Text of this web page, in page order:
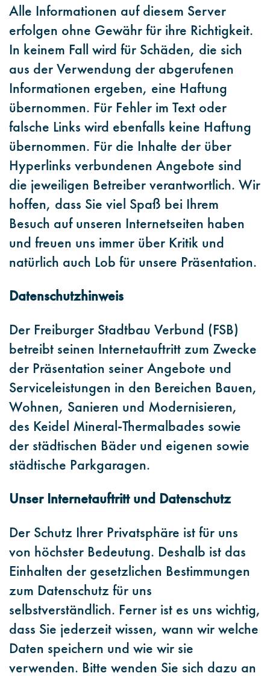
Alle Informationen auf diesem Server
erfolgen ohne Gewähr für ihre Richtigkeit.
In keinem Fall wird für Schäden, die sich
aus der Verwendung der abgerufenen
Informationen ergeben, eine Haftung
übernommen. Für Fehler im Text oder
falsche Links wird ebenfalls keine Haftung
übernommen. Für die Inhalte der über
Hyperlinks verbundenen Angebote sind
die jeweiligen Betreiber verantwortlich. Wir
hoffen, dass Sie viel Spaß bei Ihrem
Besuch auf unseren Internetseiten haben
und freuen uns immer über Kritik und
natürlich auch Lob für unsere Präsentation.
Datenschutzhinweis
Der Freiburger Stadtbau Verbund (FSB)
betreibt seinen Internetauftritt zum Zwecke
der Präsentation seiner Angebote und
Serviceleistungen in den Bereichen Bauen,
Wohnen, Sanieren und Modernisieren,
des Keidel Mineral-Thermalbades sowie
der städtischen Bäder und eigenen sowie
städtische Parkgaragen.
Unser Internetauftritt und Datenschutz
Der Schutz Ihrer Privatsphäre ist für uns
von höchster Bedeutung. Deshalb ist das
Einhalten der gesetzlichen Bestimmungen
zum Datenschutz für uns
selbstverständlich. Ferner ist es uns wichtig,
dass Sie jederzeit wissen, wann wir welche
Daten speichern und wie wir sie
verwenden. Bitte wenden Sie sich dazu an